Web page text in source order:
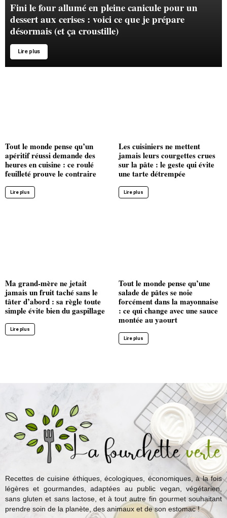
Fini le four allumé en pleine canicule pour un
dessert aux cerises : voici ce que je prépare
désormais (et ça croustille)
Lire plus
Tout le monde pense qu’un
apéritif réussi demande des
heures en cuisine : ce roulé
feuilleté prouve le contraire
Lire plus
Les cuisiniers ne mettent
jamais leurs courgettes crues
sur la pâte : le geste qui évite
une tarte détrempée
Lire plus
Ma grand-mère ne jetait
jamais un fruit taché sans le
tâter d’abord : sa règle toute
simple évite bien du gaspillage
Lire plus
Tout le monde pense qu’une
salade de pâtes se noie
forcément dans la mayonnaise
: ce qui change avec une sauce
montée au yaourt
Lire plus
Recettes de cuisine éthiques, écologiques, économiques, à la fois
légères et gourmandes, adaptées au public vegan, végétarien,
sans gluten et sans lactose, et à tout autre fin gourmet souhaitant
prendre soin de la planète, des animaux et de son estomac !